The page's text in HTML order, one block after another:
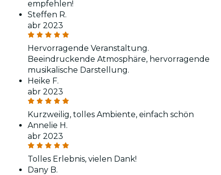
empfehlen!
Steffen R.
abr 2023
Hervorragende Veranstaltung.
Beeindruckende Atmosphäre, hervorragende
musikalische Darstellung.
Heike F.
abr 2023
Kurzweilig, tolles Ambiente, einfach schön
Annelie H.
abr 2023
Tolles Erlebnis, vielen Dank!
Dany B.